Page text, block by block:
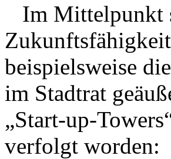
Im Mittelpunkt
beispielsweise
im Stadtrat
„Start-up-
verfolgt worden: